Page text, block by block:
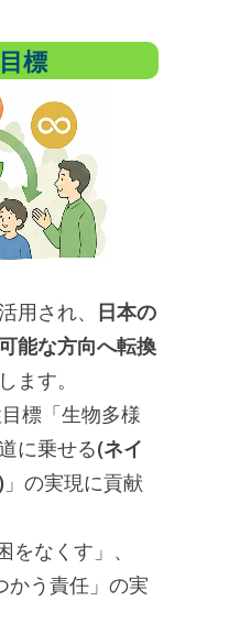
標
用され、 日本の
能な方向へ転換
ます。
標「生物多様
に乗せる(ネイ
」の実現に貢献
をなくす」、
かう責任」の実